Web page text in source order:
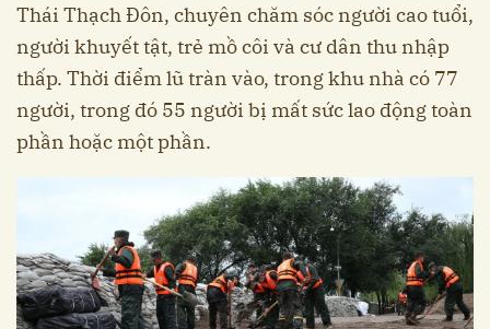
Thái Thạch Đôn, chuyên chăm sóc người cao tuổi,
người khuyết tật, trẻ mồ côi và cư dân thu nhập
thấp. Thời điểm lũ tràn vào, trong khu nhà có 77
người, trong đó 55 người bị mất sức lao động toàn
phần hoặc một phần.